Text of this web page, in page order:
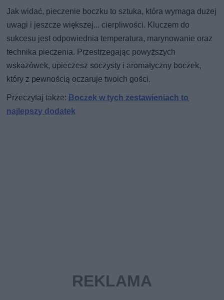
Jak widać, pieczenie boczku to sztuka, która wymaga dużej
uwagi i jeszcze większej... cierpliwości. Kluczem do
sukcesu jest odpowiednia temperatura, marynowanie oraz
technika pieczenia. Przestrzegając powyższych
wskazówek, upieczesz soczysty i aromatyczny boczek,
który z pewnością oczaruje twoich gości.
Przeczytaj także: Boczek w tych zestawieniach to
najlepszy dodatek